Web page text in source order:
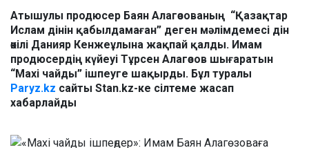
Атышулы продюсер Баян Алагөзованың “Қазақтар
Ислам дінін қабылдамаған” деген мәлімдемесі дін
өкілі Данияр Кенжеұлына жақпай қалды. Имам
продюсердің күйеуі Тұрсен Алагөзов шығаратын
“Maxi чайды” ішпеуге шақырды. Бұл туралы
Paryz.kz сайты Stan.kz-ке сілтеме жасап
хабарлайды